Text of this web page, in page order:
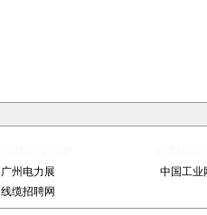
广州电力展
中国工业
线缆招聘网